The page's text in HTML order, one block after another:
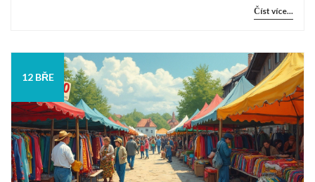
Číst více...
12 BŘE